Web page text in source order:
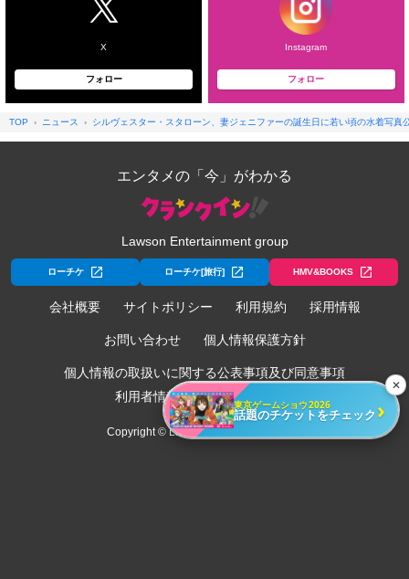
X
フォロー
Instagram
フォロー
TOP ニュース シルヴェスター・スタローン、妻ジェニファーの誕生日に若い頃の水着写真
エンタメの「今」がわかる
Lawson Entertainment group
ローチケ ローチケ[旅行] HMV&BOOKS
会社概要 サイトポリシー 利用規約 採用情報
お問い合わせ 個人情報保護方針
個人情報の取扱いに関する公表事項及び同意事項
利用者情報の外部送信について
Copyright © Lawson Entertainment, Inc.
✕
東京ゲームショウ2026
話題のチケットをチェック ›